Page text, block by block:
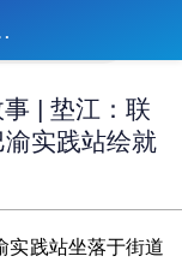
渝实践站绘就民生幸福图
事 | 垫江：联
渝实践站绘就
实践站坐落于街道